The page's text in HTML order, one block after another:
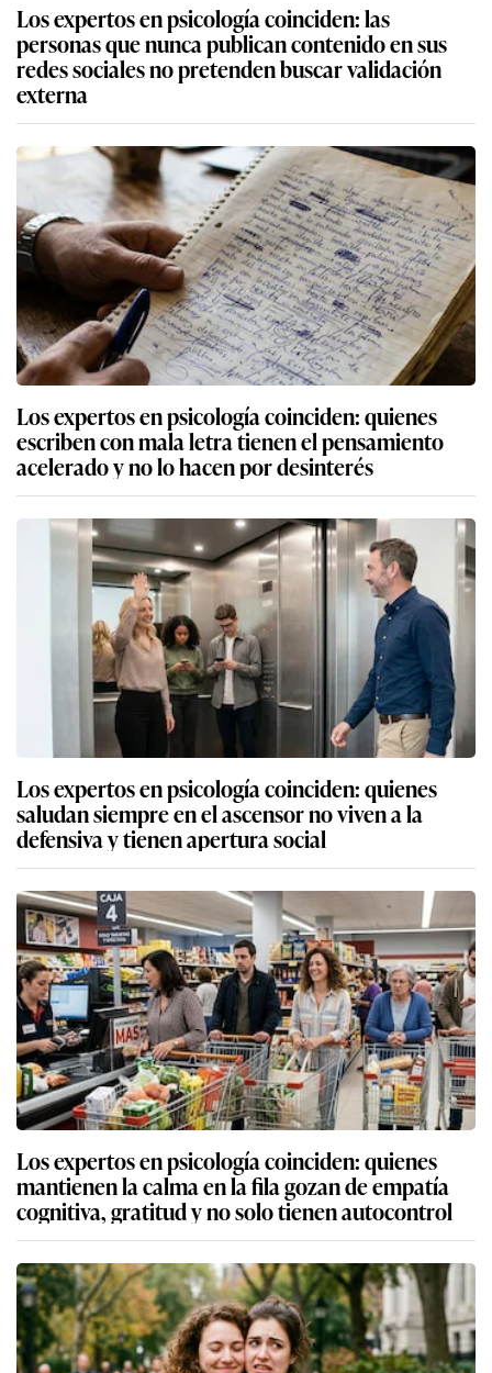
Los expertos en psicología coinciden: las
personas que nunca publican contenido en sus
redes sociales no pretenden buscar validación
externa
Los expertos en psicología coinciden: quienes
escriben con mala letra tienen el pensamiento
acelerado y no lo hacen por desinterés
Los expertos en psicología coinciden: quienes
saludan siempre en el ascensor no viven a la
defensiva y tienen apertura social
Los expertos en psicología coinciden: quienes
mantienen la calma en la fila gozan de empatía
cognitiva, gratitud y no solo tienen autocontrol